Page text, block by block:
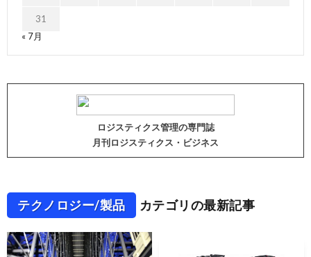
31
« 7月
ロジスティクス管理の専門誌
月刊ロジスティクス・ビジネス
テクノロジー/製品 カテゴリの最新記事